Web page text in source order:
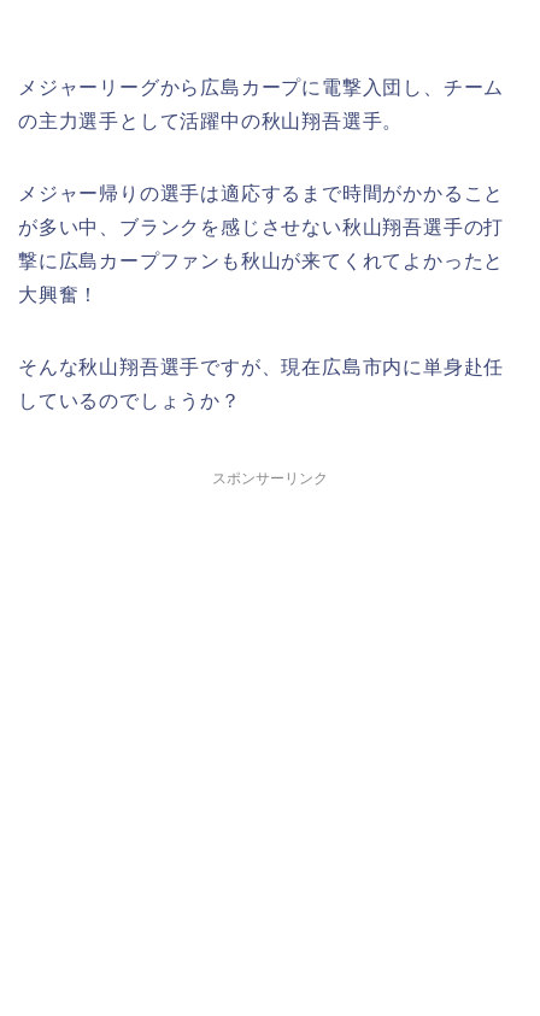
メジャーリーグから広島カープに電撃入団し、チーム
の主力選手として活躍中の秋山翔吾選手。
メジャー帰りの選手は適応するまで時間がかかること
が多い中、ブランクを感じさせない秋山翔吾選手の打
撃に広島カープファンも秋山が来てくれてよかったと
大興奮！
そんな秋山翔吾選手ですが、現在広島市内に単身赴任
しているのでしょうか？
スポンサーリンク